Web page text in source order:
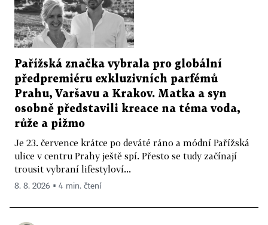
Pařížská značka vybrala pro globální
předpremiéru exkluzivních parfémů
Prahu, Varšavu a Krakov. Matka a syn
osobně představili kreace na téma voda,
růže a pižmo
Je 23. července krátce po deváté ráno a módní Pařížská
ulice v centru Prahy ještě spí. Přesto se tudy začínají
trousit vybraní lifestyloví...
8. 8. 2026 ▪ 4 min. čtení